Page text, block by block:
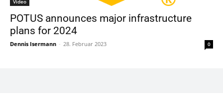
Video
POTUS announces major infrastructure
plans for 2024
Dennis Isermann - 28. Februar 2023 0